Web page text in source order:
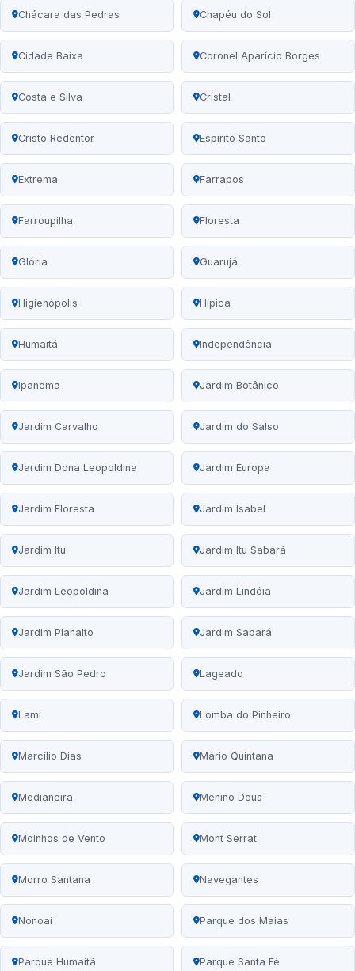
Chácara das Pedras Chapéu do Sol
Cidade Baixa Coronel Aparício Borges
Costa e Silva Cristal
Cristo Redentor Espírito Santo
Extrema Farrapos
Farroupilha Floresta
Glória Guarujá
Higienópolis Hípica
Humaitá Independência
Ipanema Jardim Botânico
Jardim Carvalho Jardim do Salso
Jardim Dona Leopoldina Jardim Europa
Jardim Floresta Jardim Isabel
Jardim Itu Jardim Itu Sabará
Jardim Leopoldina Jardim Lindóia
Jardim Planalto Jardim Sabará
Jardim São Pedro Lageado
Lami Lomba do Pinheiro
Marcílio Dias Mário Quintana
Medianeira Menino Deus
Moinhos de Vento Mont Serrat
Morro Santana Navegantes
Nonoai Parque dos Maias
Parque Humaitá Parque Santa Fé